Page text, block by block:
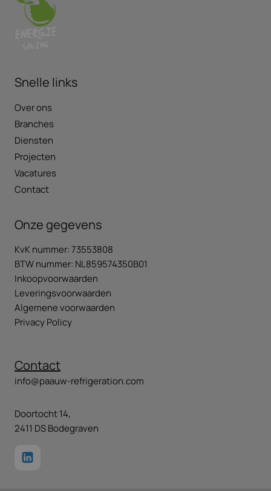
Snelle links
Over ons
Branches
Diensten
Projecten
Vacatures
Contact
Onze gegevens
KvK nummer: 73553808
BTW nummer: NL859574350B01
Inkoopvoorwaarden
Leveringsvoorwaarden
Algemene voorwaarden
Privacy Policy
Contact
info@paauw-refrigeration.com
Doortocht 14,
2411 DS Bodegraven